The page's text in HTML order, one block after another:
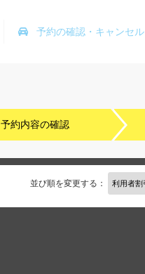
予約の確認・キャンセル
予約内容の確認
並び順を変更する：